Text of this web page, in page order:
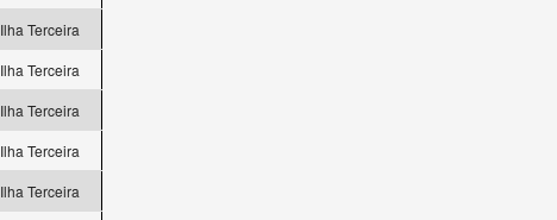
Ilha Terceira
Ilha Terceira
Ilha Terceira
Ilha Terceira
Ilha Terceira